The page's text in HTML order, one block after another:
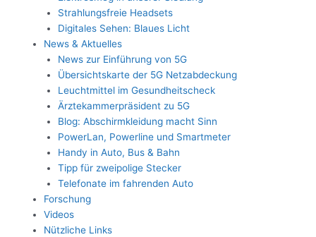
Strahlungsfreie Headsets
Digitales Sehen: Blaues Licht
News & Aktuelles
News zur Einführung von 5G
Übersichtskarte der 5G Netzabdeckung
Leuchtmittel im Gesundheitscheck
Ärztekammerpräsident zu 5G
Blog: Abschirmkleidung macht Sinn
PowerLan, Powerline und Smartmeter
Handy in Auto, Bus & Bahn
Tipp für zweipolige Stecker
Telefonate im fahrenden Auto
Forschung
Videos
Nützliche Links